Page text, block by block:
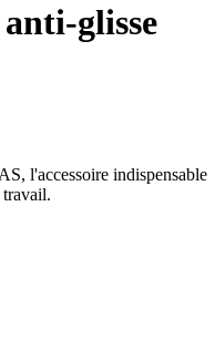
glisse
l'accessoire indispensable